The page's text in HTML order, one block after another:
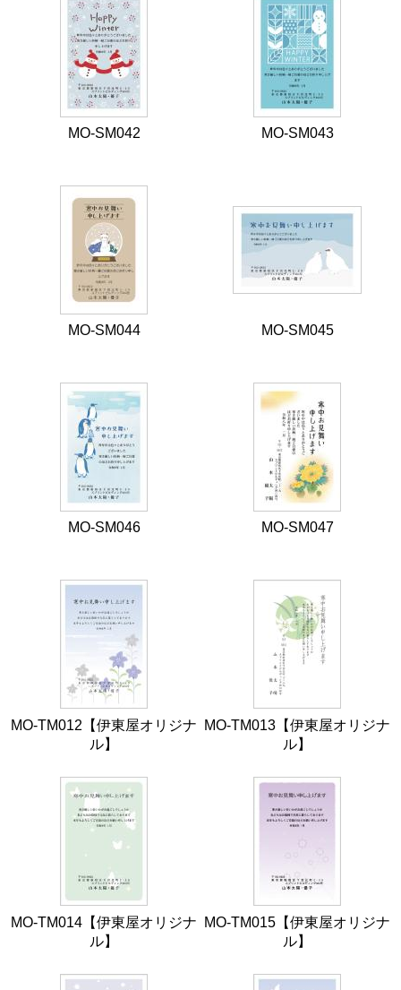
MO-SM042 MO-SM043
MO-SM044 MO-SM045
MO-SM046 MO-SM047
MO-TM012【伊東屋オリジナ
ル】
MO-TM013【伊東屋オリジナ
ル】
MO-TM014【伊東屋オリジナ
ル】
MO-TM015【伊東屋オリジナ
ル】